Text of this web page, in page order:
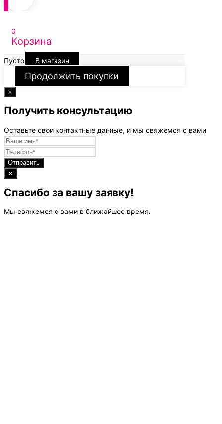
0
Корзина
Пусто В магазин
Продолжить покупки
×
Получить консультацию
Оставьте свои контактные данные, и мы свяжемся с вами
Отправить
✕
Спасибо за вашу заявку!
Мы свяжемся с вами в ближайшее время.